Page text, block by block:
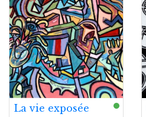
La vie exposée